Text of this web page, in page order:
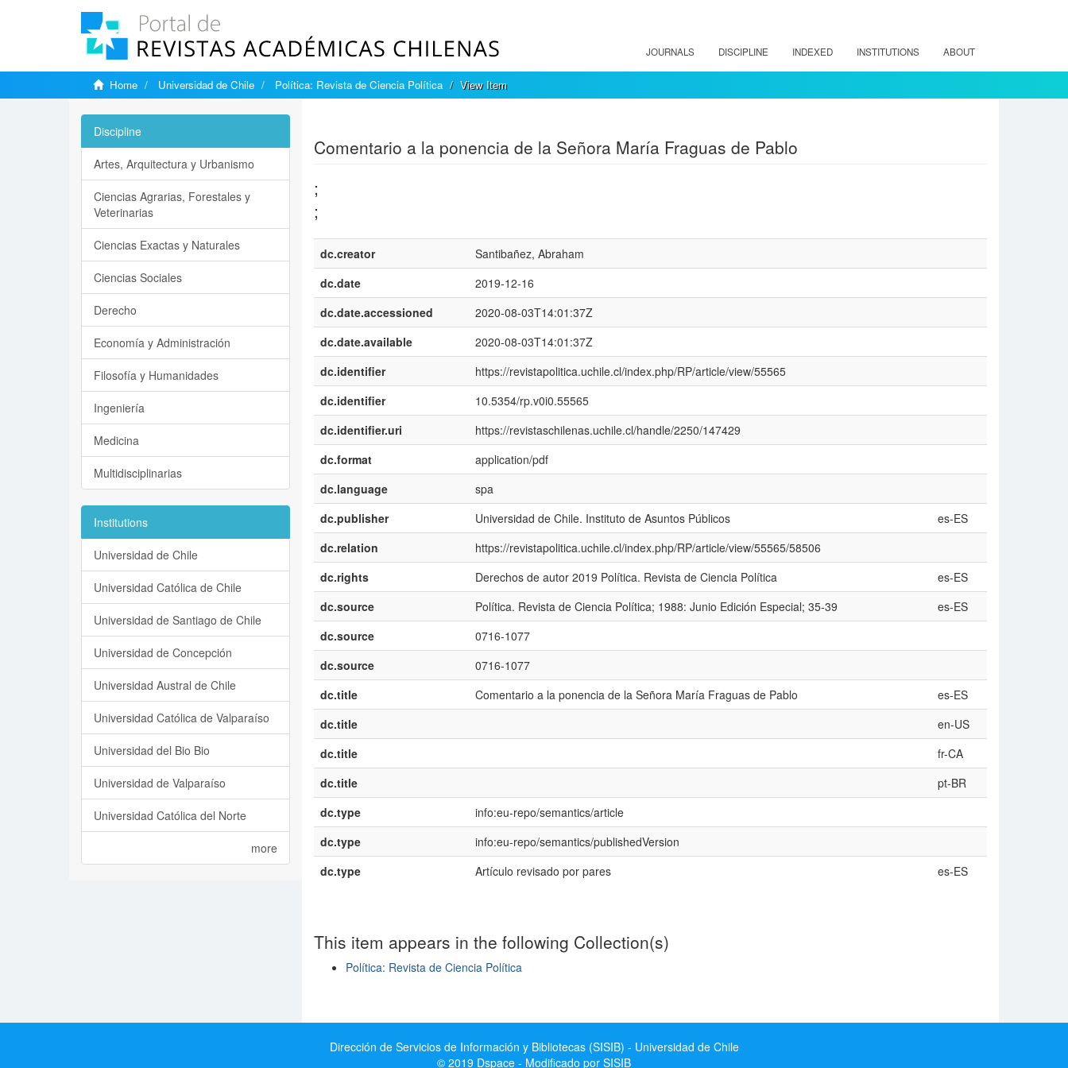
JOURNALS DISCIPLINE INDEXED INSTITUTIONS ABOUT
Home Universidad de Chile Política: Revista de Ciencia Política View Item
Comentario a la ponencia de la Señora María Fraguas de Pablo
;
;
dc.creator
Santibañez, Abraham
dc.date
2019-12-16
dc.date.accessioned
2020-08-03T14:01:37Z
dc.date.available
2020-08-03T14:01:37Z
dc.identifier
https://revistapolitica.uchile.cl/index.php/RP/article/view/55565
dc.identifier
10.5354/rp.v0i0.55565
dc.identifier.uri
https://revistaschilenas.uchile.cl/handle/2250/147429
dc.format
application/pdf
dc.language
spa
dc.publisher
Universidad de Chile. Instituto de Asuntos Públicos
es-ES
dc.relation
https://revistapolitica.uchile.cl/index.php/RP/article/view/55565/58506
dc.rights
Derechos de autor 2019 Política. Revista de Ciencia Política
es-ES
dc.source
Política. Revista de Ciencia Política; 1988: Junio Edición Especial; 35-39
es-ES
dc.source
0716-1077
dc.source
0716-1077
dc.title
Comentario a la ponencia de la Señora María Fraguas de Pablo
es-ES
dc.title
en-US
dc.title
fr-CA
dc.title
pt-BR
dc.type
info:eu-repo/semantics/article
dc.type
info:eu-repo/semantics/publishedVersion
dc.type
Artículo revisado por pares es-ES
This item appears in the following Collection(s)
Política: Revista de Ciencia Política
Discipline
Artes, Arquitectura y Urbanismo
Ciencias Agrarias, Forestales y
Veterinarias
Ciencias Exactas y Naturales
Ciencias Sociales
Derecho
Economía y Administración
Filosofía y Humanidades
Ingeniería
Medicina
Multidisciplinarias
Institutions
Universidad de Chile
Universidad Católica de Chile
Universidad de Santiago de Chile
Universidad de Concepción
Universidad Austral de Chile
Universidad Católica de Valparaíso
Universidad del Bio Bio
Universidad de Valparaíso
Universidad Católica del Norte
more
Dirección de Servicios de Información y Bibliotecas (SISIB) - Universidad de Chile
© 2019 Dspace - Modificado por SISIB